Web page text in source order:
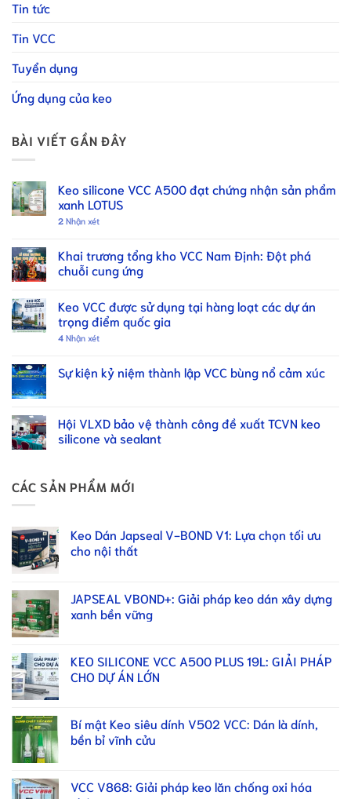
Tin tức
Tin VCC
Tuyển dụng
Ứng dụng của keo
BÀI VIẾT GẦN ĐÂY
Keo silicone VCC A500 đạt chứng nhận sản phẩm
xanh LOTUS
2 Nhận xét
Khai trương tổng kho VCC Nam Định: Đột phá
chuỗi cung ứng
Keo VCC được sử dụng tại hàng loạt các dự án
trọng điểm quốc gia
4 Nhận xét
Sự kiện kỷ niệm thành lập VCC bùng nổ cảm xúc
Hội VLXD bảo vệ thành công đề xuất TCVN keo
silicone và sealant
CÁC SẢN PHẨM MỚI
Keo Dán Japseal V-BOND V1: Lựa chọn tối ưu
cho nội thất
JAPSEAL VBOND+: Giải pháp keo dán xây dựng
xanh bền vững
KEO SILICONE VCC A500 PLUS 19L: GIẢI PHÁP
CHO DỰ ÁN LỚN
Bí mật Keo siêu dính V502 VCC: Dán là dính,
bền bỉ vĩnh cửu
VCC V868: Giải pháp keo lăn chống oxi hóa